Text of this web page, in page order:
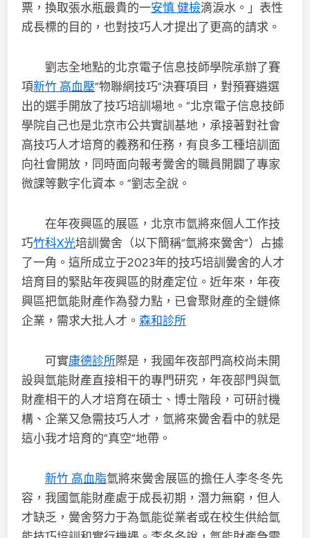
票，換取張水瓶最貴的一安慎 健檢滴淚水。」表性
成長標的目的，也對技巧人才提出了更高的請求。
劉志全地點的北京電子信息技師學院承辦了賽
項新竹 高血壓“物聯網技巧”決賽項目，對預賽遴選
出的選手開放了技巧培訓場地。“北京電子信息技師
學院自己也是北京市公共實訓基地，承接著對社會
高技巧人才培育的義務和任務，有良多工種培訓面
向社會開放，同時面向報考黌舍的職員開闢了專家
微課等數字化資本。”劉志全說。
在年夜興區的展區，北京市氫將來個人工作技
巧竹科X光培訓黌舍（以下簡稱“氫將來黌舍”）占據
了一角。這所成立于2023年的技巧培訓黌舍的人才
培育目的緊貼年夜興區的財產定位。近年來，年夜
興區把氫能財產作為發力點，已會聚財產的全鏈條
企業，需求大批人才。森和診所
可實康德診所際是，我國年夜部門高校尚未開
設與氫能財產直接相干的專門研究，年夜部門與氫
財產相干的人才培育在碩士、博士階段，可研討機
構、企業又急需技巧人才，氫將來黌舍看中的就是
這小我才培育的“真空”地帶。
新竹 高血脂氫將來黌舍展區的擔任人李冬冬先
容，我國氫能財產處于成長初期，潛力無窮，但人
才缺乏，黌舍努力于為氫能從業者或在校生供給氫